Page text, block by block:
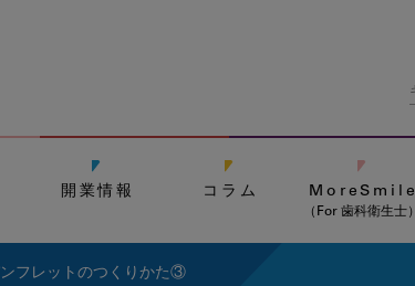
開業情報 コラム MoreSmile
（For 歯科衛生士）
フレットのつくりかた③